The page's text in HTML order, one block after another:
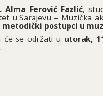
Alma Ferović Fazlić,
u Sarajevu – Muzička
metodički postupci u
će se održati u utorak,